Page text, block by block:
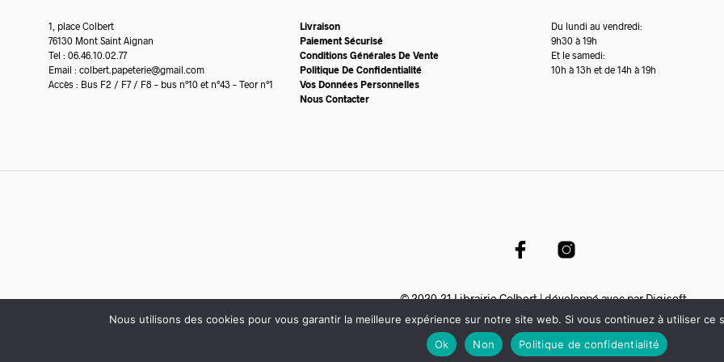
1, place Colbert
76130 Mont Saint Aignan
Tel : 06.46.10.02.77
Email : colbert.papeterie@gmail.com
Accès : Bus F2 / F7 / F8 – bus n°10 et n°43 – Teor n°1
Livraison
Paiement Sécurisé
Conditions Générales De Vente
Politique De Confidentialité
Vos Données Personnelles
Nous Contacter
Du lundi au vendredi:
9h30 à 19h
Et le samedi:
10h à 13h et de 14h à 19h
© 2020-21 Librairie Colbert | développé avec parDigisoft
Nous utilisons des cookies pour vous garantir la meilleure expérience sur notre site web. Si vous continuez à utiliser
Ok
Non Politique de confidentialité